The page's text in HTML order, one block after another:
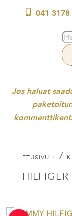
041
Jos haluat
ETUSIVU /